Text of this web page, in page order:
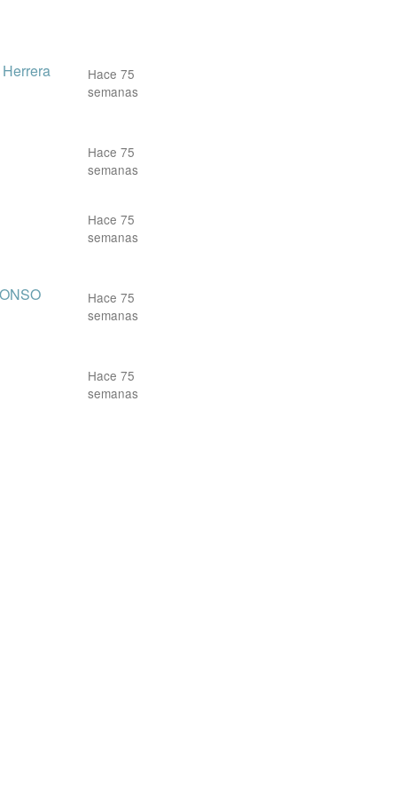
Hace 75
semanas
Hace 75
semanas
Hace 75
semanas
Hace 75
semanas
Hace 75
semanas